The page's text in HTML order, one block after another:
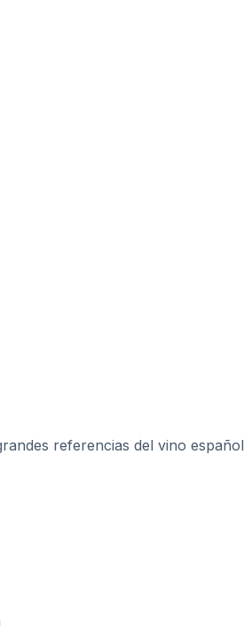
referencias del vino español